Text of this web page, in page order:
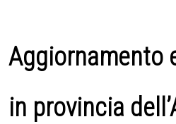
Aggiornamento
in provincia